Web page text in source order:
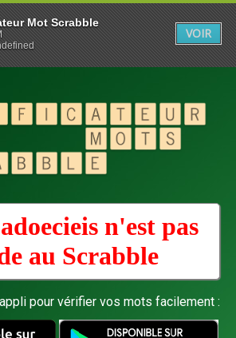
n'est pas
au Scrabble
pour vérifier vos mots facilement :
Mot Scrabble
VOIR